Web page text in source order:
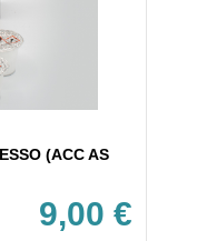
(ACC AS
9,00 €